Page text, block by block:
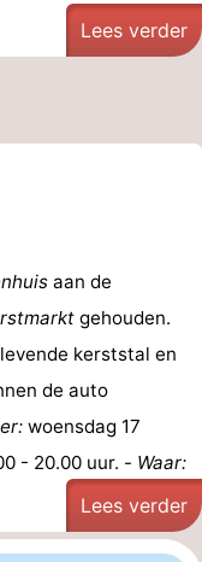
Lees verder
aan de
gehouden.
kerststal en
de auto
woensdag 17
- 20.00 uur. - Waar:
Lees verder